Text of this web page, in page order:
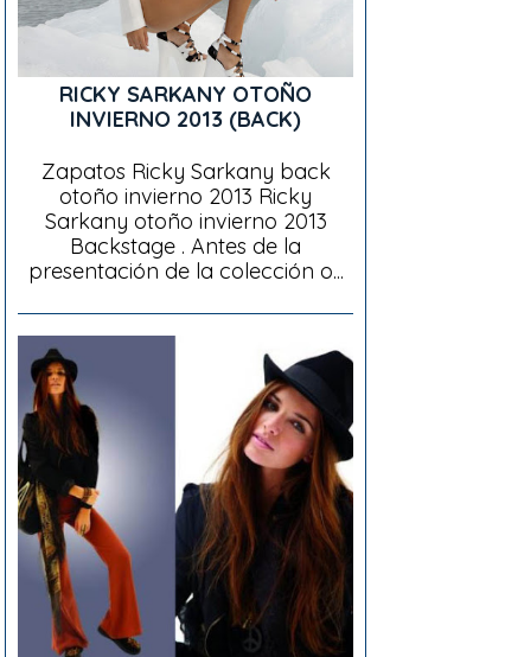
RICKY SARKANY OTOÑO
INVIERNO 2013 (BACK)
Zapatos Ricky Sarkany back
otoño invierno 2013 Ricky
Sarkany otoño invierno 2013
Backstage . Antes de la
presentación de la colección o...